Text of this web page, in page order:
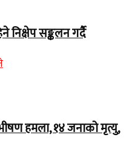
निक्षेप सङ्कलन गर्दै
हमला, १४ जनाको मृत्यु,